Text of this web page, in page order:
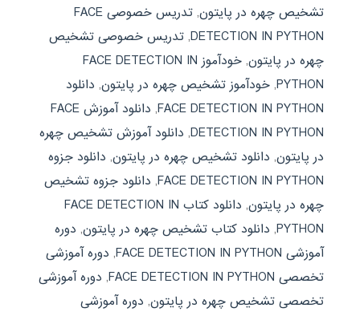
تشخیص چهره در پایتون,
تدریس خصوصی FACE
DETECTION IN PYTHON
, تدریس خصوصی تشخیص
چهره در پایتون,
خودآموز FACE DETECTION IN
PYTHON
, خودآموز تشخیص چهره در پایتون, دانلود
FACE DETECTION IN PYTHON
,
دانلود آموزش FACE
DETECTION IN PYTHON
, دانلود آموزش تشخیص چهره
در پایتون, دانلود تشخیص چهره در پایتون, دانلود جزوه
FACE DETECTION IN PYTHON
, دانلود جزوه تشخیص
چهره در پایتون,
دانلود کتاب FACE DETECTION IN
PYTHON
, دانلود کتاب تشخیص چهره در پایتون, دوره
آموزشی FACE DETECTION IN PYTHON
, دوره آموزشی
تخصصی FACE DETECTION IN PYTHON
, دوره آموزشی
تخصصی تشخیص چهره در پایتون, دوره آموزشی